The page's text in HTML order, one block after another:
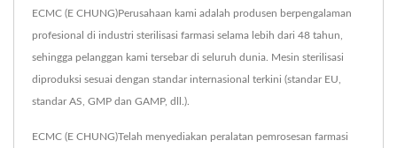
ECMC (E CHUNG)Perusahaan kami adalah produsen berpengalaman
profesional di industri sterilisasi farmasi selama lebih dari 48 tahun,
sehingga pelanggan kami tersebar di seluruh dunia. Mesin sterilisasi
diproduksi sesuai dengan standar internasional terkini (standar EU,
standar AS, GMP dan GAMP, dll.).
ECMC (E CHUNG)Telah menyediakan peralatan pemrosesan farmasi